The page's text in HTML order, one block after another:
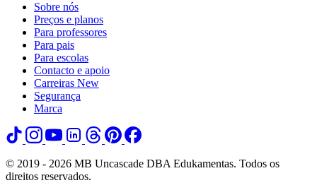
Sobre nós
Preços e planos
Para professores
Para pais
Para escolas
Contacto e apoio
Carreiras New
Segurança
Marca
© 2019 - 2026 MB Uncascade DBA Edukamentas. Todos os
direitos reservados.